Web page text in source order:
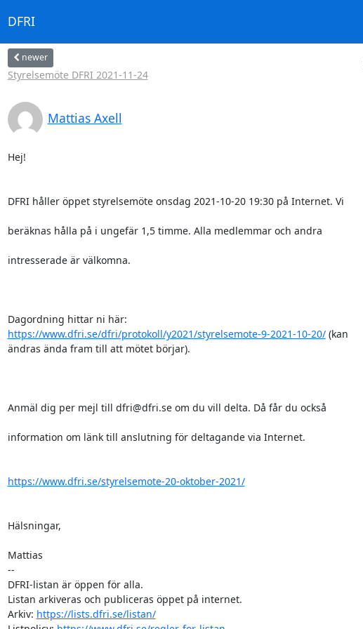
DFRI
newer
Styrelsemöte DFRI 2021-11-24
Mattias Axell
Hej!
DFRI håller öppet styrelsemöte onsdag 2021-10-20 19:30 på Internet. Vi
beräknas hålla på i ungefär 1,5 timme. Alla medlemmar och andra
intresserade är välkomna.
https://www.dfri.se/dfri/protokoll/y2021/styrelsemote-9-2021-10-20/ (kan
ändras ända fram till att mötet börjar).
Anmäl dig per mejl till dfri@dfri.se om du vill delta. Då får du också
information om länk till anslutning för deltagande via Internet.
https://www.dfri.se/styrelsemote-20-oktober-2021/
Hälsningar,
Mattias
--
DFRI-listan är öppen för alla.
Listan arkiveras och publiceras öppet på internet.
Arkiv: https://lists.dfri.se/listan/